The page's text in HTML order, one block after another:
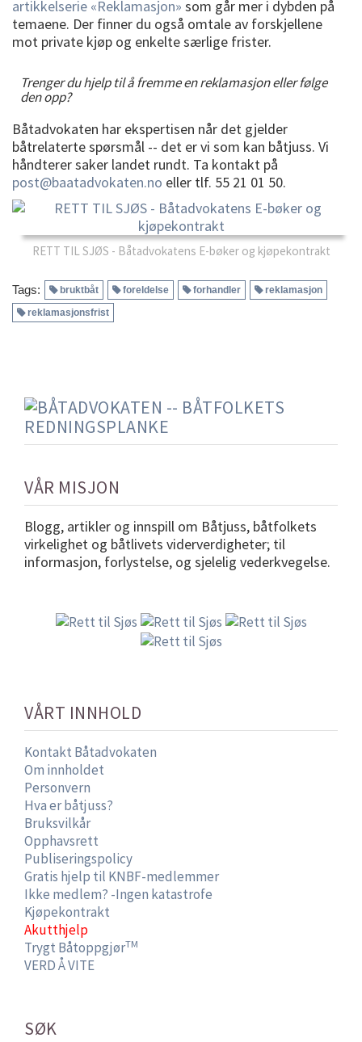
artikkelserie «Reklamasjon» som går mer i dybden på
temaene. Der finner du også omtale av forskjellene
mot private kjøp og enkelte særlige frister.
Trenger du hjelp til å fremme en reklamasjon eller følge
den opp?
Båtadvokaten har ekspertisen når det gjelder
båtrelaterte spørsmål -- det er vi som kan båtjuss. Vi
håndterer saker landet rundt. Ta kontakt på
post@baatadvokaten.no eller tlf. 55 21 01 50.
RETT TIL SJØS - Båtadvokatens E-bøker og kjøpekontrakt
Tags: bruktbåt foreldelse forhandler
reklamasjon
reklamasjonsfrist
VÅR MISJON
Blogg, artikler og innspill om Båtjuss, båtfolkets
virkelighet og båtlivets viderverdigheter; til
informasjon, forlystelse, og sjelelig vederkvegelse.
VÅRT INNHOLD
Kontakt Båtadvokaten
Om innholdet
Personvern
Hva er båtjuss?
Bruksvilkår
Opphavsrett
Publiseringspolicy
Gratis hjelp til KNBF-medlemmer
Ikke medlem? -Ingen katastrofe
Kjøpekontrakt
Akutthjelp
Trygt BåtoppgjørTM
VERD Å VITE
SØK